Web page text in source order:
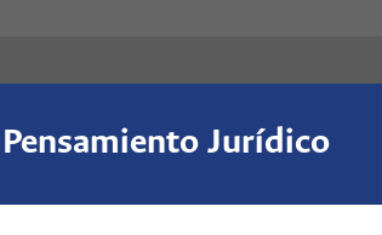
Pensamiento Jurídico